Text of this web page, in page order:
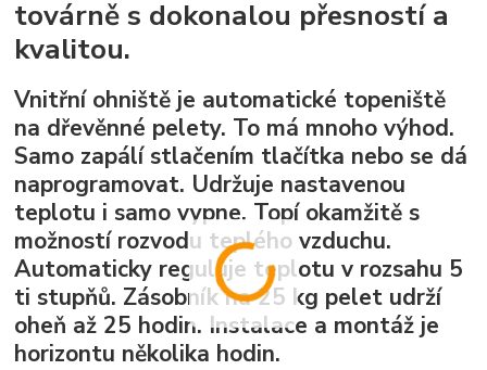
továrně s dokonalou přesností a
kvalitou.
Vnitřní ohniště je automatické topeniště
na dřevěnné pelety. To má mnoho výhod.
Samo zapálí stlačením tlačítka nebo se dá
naprogramovat. Udržuje nastavenou
teplotu i samo vypne. Topí okamžitě s
možností rozvodu teplého vzduchu.
Automaticky reguluje teplotu v rozsahu 5
ti stupňů. Zásobník na 25 kg pelet udrží
oheň až 25 hodin. Instalace a montáž je
horizontu několika hodin.